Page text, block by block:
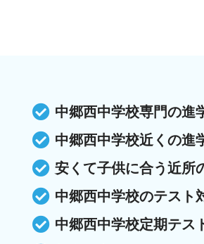
中郷西中学校専門の進
中郷西中学校近くの進
安くて子供に合う近所
中郷西中学校のテスト
中郷西中学校定期テス